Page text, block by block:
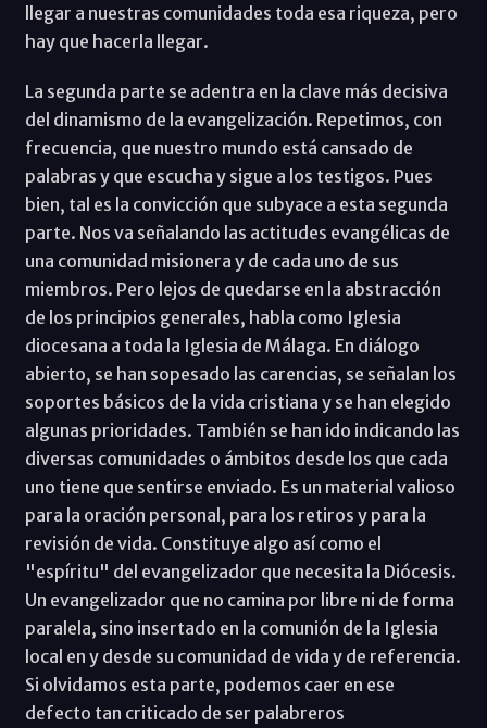
llegar a nuestras comunidades toda esa riqueza, pero
hay que hacerla llegar.
La segunda parte se adentra en la clave más decisiva
del dinamismo de la evangelización. Repetimos, con
frecuencia, que nuestro mundo está cansado de
palabras y que escucha y sigue a los testigos. Pues
bien, tal es la convicción que subyace a esta segunda
parte. Nos va señalando las actitudes evangélicas de
una comunidad misionera y de cada uno de sus
miembros. Pero lejos de quedarse en la abstracción
de los principios generales, habla como Iglesia
diocesana a toda la Iglesia de Málaga. En diálogo
abierto, se han sopesado las carencias, se señalan los
soportes básicos de la vida cristiana y se han elegido
algunas prioridades. También se han ido indicando las
diversas comunidades o ámbitos desde los que cada
uno tiene que sentirse enviado. Es un material valioso
para la oración personal, para los retiros y para la
revisión de vida. Constituye algo así como el
"espíritu" del evangelizador que necesita la Diócesis.
Un evangelizador que no camina por libre ni de forma
paralela, sino insertado en la comunión de la Iglesia
local en y desde su comunidad de vida y de referencia.
Si olvidamos esta parte, podemos caer en ese
defecto tan criticado de ser palabreros